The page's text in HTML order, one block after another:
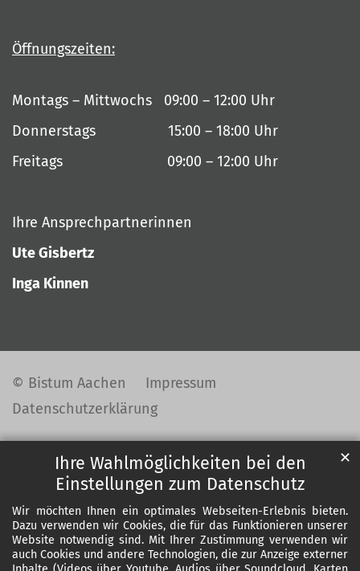
Ihre Wahlmöglichkeiten bei den
Einstellungen zum Datenschutz
Wir möchten Ihnen ein optimales Webseiten-Erlebnis bieten.
Dazu verwenden wir Cookies, die für das Funktionieren unserer
Website notwendig sind. Mit Ihrer Zustimmung verwenden wir
auch Cookies und andere Technologien, die zur Anzeige externer
✕
Öffnungszeiten:
Montags – Mittwochs 09:00 – 12:00 Uhr
Donnerstags 15:00 – 18:00 Uhr
Freitags 09:00 – 12:00 Uhr
Ihre Ansprechpartnerinnen
Ute Gisbertz
Inga Kinnen
© Bistum Aachen
Impressum
Datenschutzerklärung